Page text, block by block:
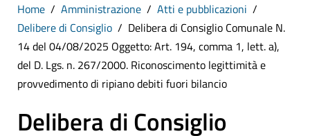
Home Amministrazione
Atti e pubblicazioni
Delibere di Consiglio
Delibera di Consiglio Comunale N.
14 del 04/08/2025 Oggetto: Art. 194, comma 1, lett. a),
del D. Lgs. n. 267/2000. Riconoscimento legittimità e
provvedimento di ripiano debiti fuori bilancio
Delibera di Consiglio